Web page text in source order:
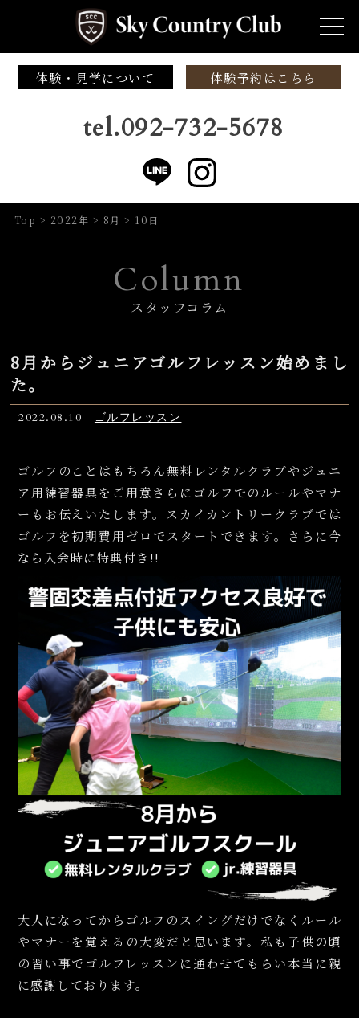
体験・見学について 体験予約はこちら
tel.092-732-5678
Top > 2022年 > 8月 > 10日
Column
スタッフコラム
8月からジュニアゴルフレッスン始めまし
た。
2022.08.10 ゴルフレッスン
ゴルフのことはもちろん無料レンタルクラブやジュニ
ア用練習器具をご用意さらにゴルフでのルールやマナ
ーもお伝えいたします。スカイカントリークラブでは
ゴルフを初期費用ゼロでスタートできます。さらに今
なら入会時に特典付き!!
大人になってからゴルフのスイングだけでなくルール
やマナーを覚えるの大変だと思います。私も子供の頃
の習い事でゴルフレッスンに通わせてもらい本当に親
に感謝しております。